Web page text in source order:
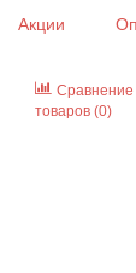
Акции
Сравнение
товаров (0)